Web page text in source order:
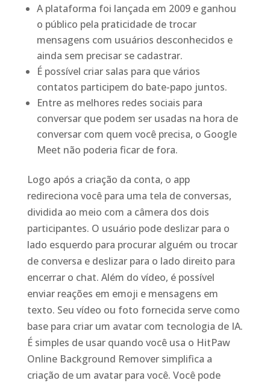
A plataforma foi lançada em 2009 e ganhou
o público pela praticidade de trocar
mensagens com usuários desconhecidos e
ainda sem precisar se cadastrar.
É possível criar salas para que vários
contatos participem do bate-papo juntos.
Entre as melhores redes sociais para
conversar que podem ser usadas na hora de
conversar com quem você precisa, o Google
Meet não poderia ficar de fora.
Logo após a criação da conta, o app
redireciona você para uma tela de conversas,
dividida ao meio com a câmera dos dois
participantes. O usuário pode deslizar para o
lado esquerdo para procurar alguém ou trocar
de conversa e deslizar para o lado direito para
encerrar o chat. Além do vídeo, é possível
enviar reações em emoji e mensagens em
texto. Seu vídeo ou foto fornecida serve como
base para criar um avatar com tecnologia de IA.
É simples de usar quando você usa o HitPaw
Online Background Remover simplifica a
criação de um avatar para você. Você pode